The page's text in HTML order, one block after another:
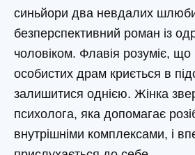
синьйори два невдалих
безперспективний роман із
чоловіком. Флавія розуміє, що
особистих драм криється в
залишитися однією. Жінка
психолога, яка допомагає
внутрішніми комплексами, і